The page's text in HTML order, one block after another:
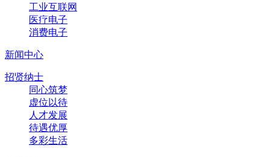
工业互联网
医疗电子
消费电子
新闻中心
招贤纳士
同心筑梦
虚位以待
人才发展
待遇优厚
多彩生活